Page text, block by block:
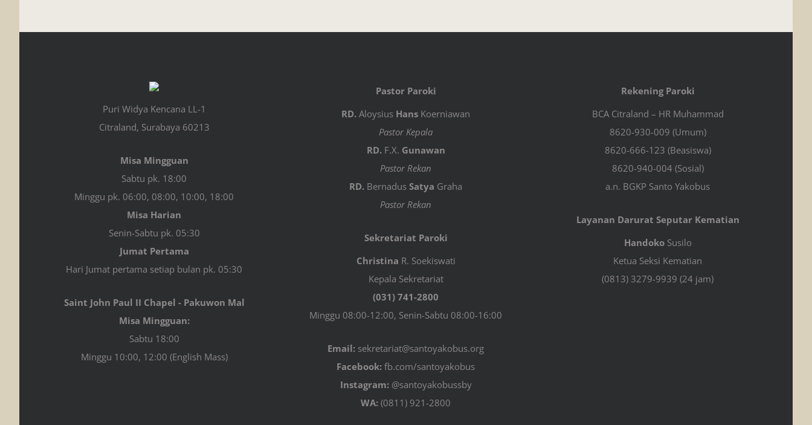
Puri Widya Kencana LL-1
Citraland, Surabaya 60213
Misa Mingguan
Sabtu pk. 18:00
Minggu pk. 06:00, 08:00, 10:00, 18:00
Misa Harian
Senin-Sabtu pk. 05:30
Jumat Pertama
Hari Jumat pertama setiap bulan pk. 05:30
Saint John Paul II Chapel - Pakuwon Mal
Misa Mingguan:
Sabtu 18:00
Minggu 10:00, 12:00 (English Mass)
Pastor Paroki
RD. Aloysius Hans Koerniawan
Pastor Kepala
RD.F.X. Gunawan
Pastor Rekan
RD. BernadusSatya Graha
Pastor Rekan
Sekretariat Paroki
Christina R. Soekiswati
Kepala Sekretariat
(031) 741-2800
Minggu 08:00-12:00, Senin-Sabtu 08:00-16:00
Email: sekretariat@santoyakobus.org
Facebook: fb.com/santoyakobus
Instagram:@santoyakobussby
WA: (0811) 921-2800
Rekening Paroki
BCA Citraland – HR Muhammad
8620-930-009 (Umum)
8620-666-123 (Beasiswa)
8620-940-004 (Sosial)
a.n. BGKP Santo Yakobus
Layanan Darurat Seputar Kematian
HandokoSusilo
Ketua Seksi Kematian
(0813) 3279-9939 (24 jam)